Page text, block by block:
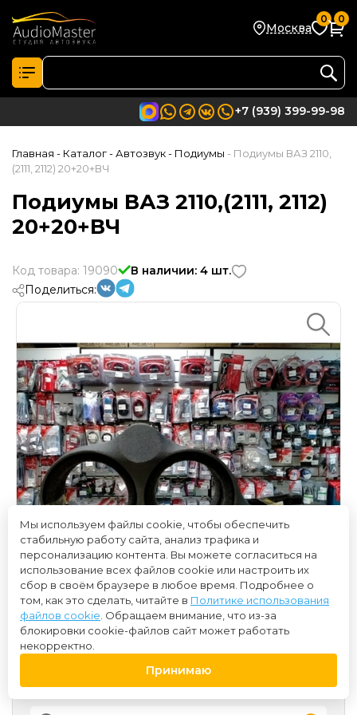
Москва
0 0
+7 (939) 399-99-98
Главная - Каталог- Автозвук- Подиумы - Подиумы ВАЗ 2110,
(2111, 2112) 20+20+ВЧ
Подиумы ВАЗ 2110,(2111, 2112)
20+20+ВЧ
Код товара: 19090
В наличии: 4 шт.
Поделиться:
4 100 ₽
Мы используем файлы cookie, чтобы обеспечить
стабильную работу сайта, анализ трафика и
персонализацию контента. Вы можете согласиться на
использование всех файлов cookie или настроить их
сбор в своём браузере в любое время. Подробнее о
том, как это сделать, читайте в Политике использования
файлов cookie . Обращаем внимание, что из-за
блокировки cookie-файлов сайт может работать
некорректно.
Принимаю